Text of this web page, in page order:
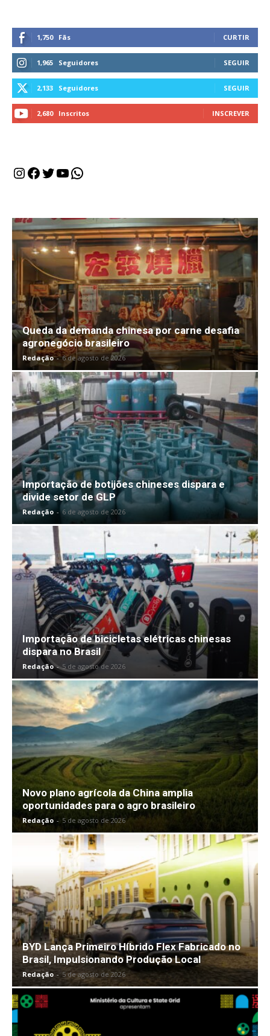
1,750 Fãs CURTIR
1,965 Seguidores SEGUIR
2,133 Seguidores SEGUIR
2,680 Inscritos INSCREVER
Instagram
Facebook
Twitter
Youtube
WhatsApp
Queda da demanda chinesa por carne desafia
agronegócio brasileiro
Redação - 6 de agosto de 2026
Importação de botijões chineses dispara e
divide setor de GLP
Redação - 6 de agosto de 2026
Importação de bicicletas elétricas chinesas
dispara no Brasil
Redação - 5 de agosto de 2026
Novo plano agrícola da China amplia
oportunidades para o agro brasileiro
Redação - 5 de agosto de 2026
BYD Lança Primeiro Híbrido Flex Fabricado no
Brasil, Impulsionando Produção Local
Redação - 5 de agosto de 2026